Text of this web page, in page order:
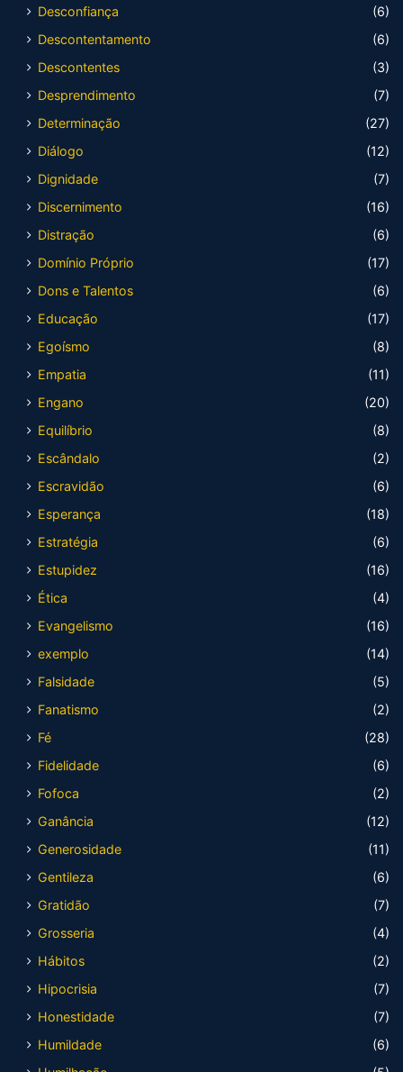
Desconfiança
(6)
Descontentamento
(6)
Descontentes
(3)
Desprendimento
(7)
Determinação
(27)
Diálogo
(12)
Dignidade
(7)
Discernimento
(16)
Distração
(6)
Domínio Próprio
(17)
Dons e Talentos
(6)
Educação
(17)
Egoísmo
(8)
Empatia
(11)
Engano
(20)
Equilíbrio
(8)
Escândalo
(2)
Escravidão
(6)
Esperança
(18)
Estratégia
(6)
Estupidez
(16)
Ética
(4)
Evangelismo
(16)
exemplo
(14)
Falsidade
(5)
Fanatismo
(2)
Fé
(28)
Fidelidade
(6)
Fofoca
(2)
Ganância
(12)
Generosidade
(11)
Gentileza
(6)
Gratidão
(7)
Grosseria
(4)
Hábitos
(2)
Hipocrisia
(7)
Honestidade
(7)
Humildade
(6)